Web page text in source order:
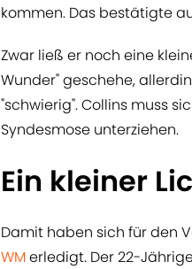
kommen. Das bestätigte
Zwar ließ er noch eine
Wunder" geschehe,
"schwierig". Collins muss
Syndesmose unterziehen.
Ein kleiner
Damit haben sich für den
WMerledigt. Der 22-